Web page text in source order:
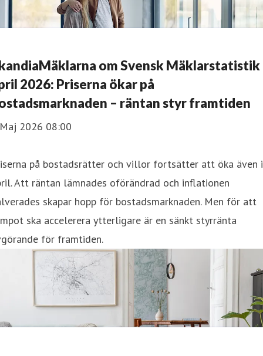
om Svensk Mäklarstatistik
2026: Priserna ökar på
– räntan styr framtiden
2026 08:00
på bostadsrätter och villor fortsätter att öka även i
Att räntan lämnades oförändrad och inflationen
skapar hopp för bostadsmarknaden. Men för att
ska accelerera ytterligare är en sänkt styrränta
för framtiden.